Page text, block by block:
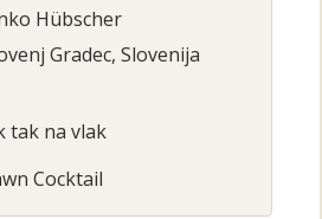
Hübscher
Gradec, Slovenija
tak na vlak
Cocktail